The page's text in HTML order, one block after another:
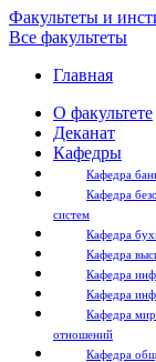
Факультеты и
Все факультеты
Главная
О факультете
Деканат
Кафедры
Кафедра
Кафедра
систем
Кафедра
Кафедра
Кафедра
Кафедра
Кафедра
отношений
Кафедра